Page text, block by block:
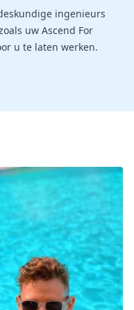
ingenieurs
uw Ascend For
u te laten werken.